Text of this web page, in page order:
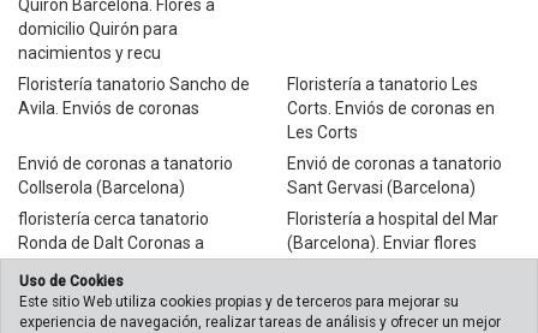
Quirón Barcelona. Flores a
domicilio Quirón para
nacimientos y recu
Floristería tanatorio Sancho de
Avila. Enviós de coronas
Floristería a tanatorio Les
Corts. Enviós de coronas en
Les Corts
Envió de coronas a tanatorio
Collserola (Barcelona)
Envió de coronas a tanatorio
Sant Gervasi (Barcelona)
floristería cerca tanatorio
Ronda de Dalt Coronas a
Floristería a hospital del Mar
(Barcelona). Enviar flores
Floristería con servicio de
envíos a hospital Quirón
Floristería envios flores
hospital Clinic Barcelona.
Uso de Cookies
Este sitio Web utiliza cookies propias y de terceros para mejorar su
experiencia de navegación, realizar tareas de análisis y ofrecer un mejor